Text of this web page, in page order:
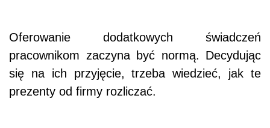
Oferowanie dodatkowych świadczeń
pracownikom zaczyna być normą. Decydując
się na ich przyjęcie, trzeba wiedzieć, jak te
prezenty od firmy rozliczać.